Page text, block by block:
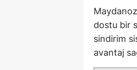
dostu bir
sindirim
avantaj